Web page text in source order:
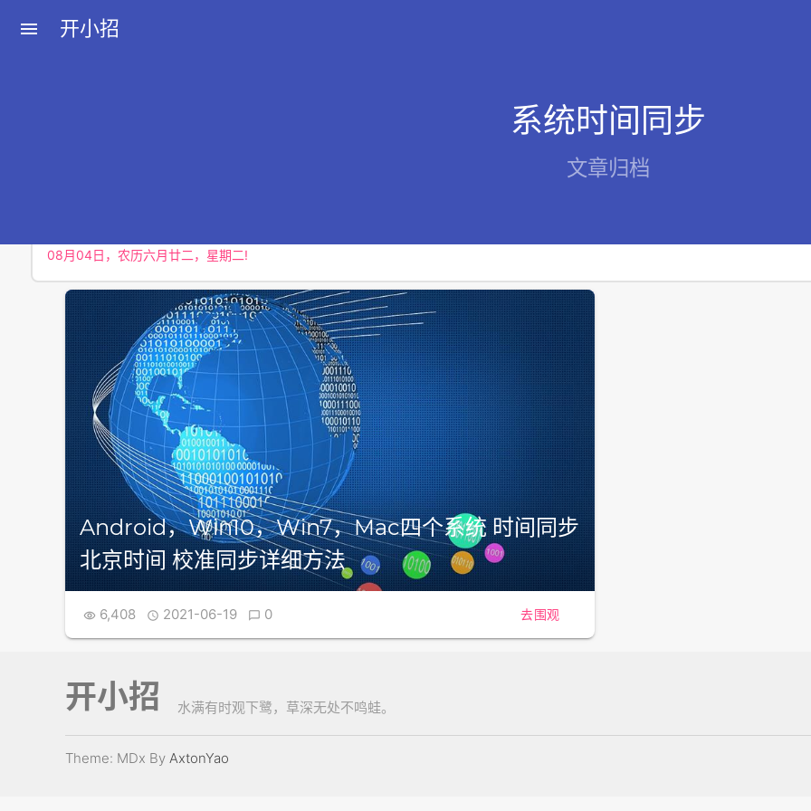
menu 开小招
系统时间同步
文章归档
Android，Win10，Win7，Mac四个系统 时间同步
北京时间 校准同步详细方法
 6,408  2021-06-19  0 去围观
开小招 水满有时观下鹭，草深无处不鸣蛙。
Theme: MDx By AxtonYao
08月04日，农历六月廿二，星期二!